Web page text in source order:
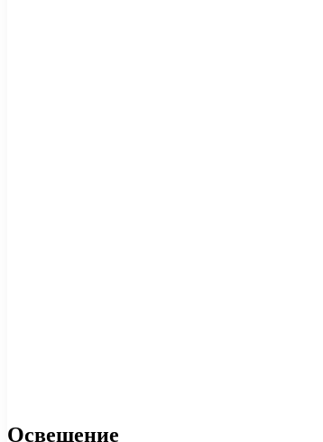
Освещение